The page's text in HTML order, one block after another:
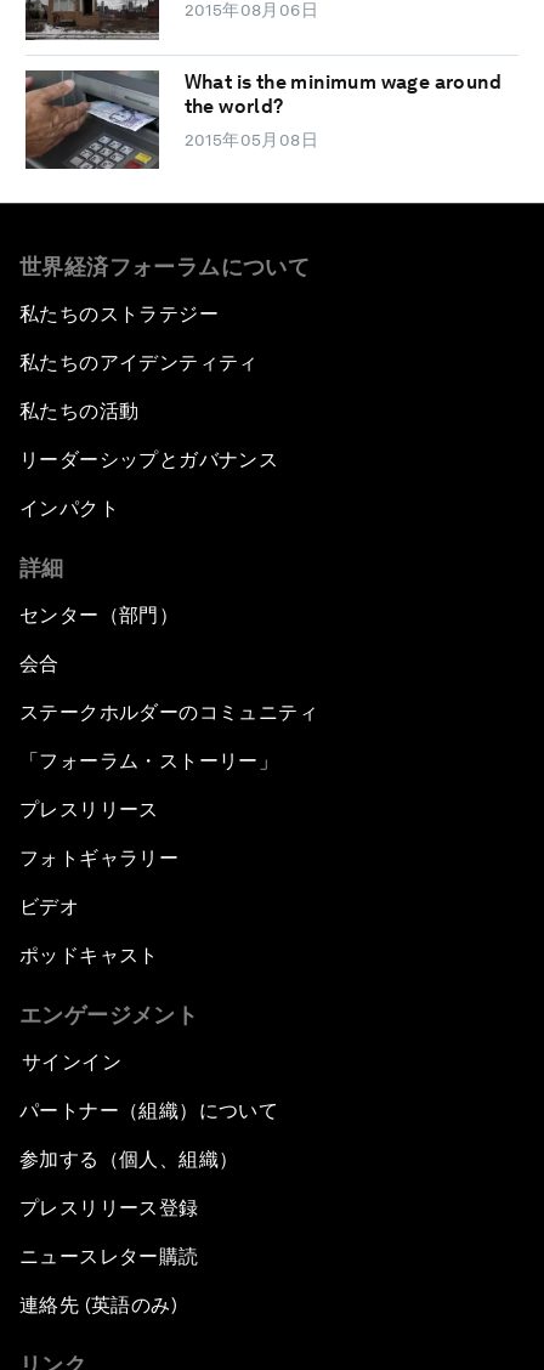
2015年08月06日
What is the minimum wage around
the world?
2015年05月08日
世界経済フォーラムについて
私たちのストラテジー
私たちのアイデンティティ
私たちの活動
リーダーシップとガバナンス
インパクト
詳細
センター（部門）
会合
ステークホルダーのコミュニティ
「フォーラム・ストーリー」
プレスリリース
フォトギャラリー
ビデオ
ポッドキャスト
エンゲージメント
サインイン
パートナー（組織）について
参加する（個人、組織）
プレスリリース登録
ニュースレター購読
連絡先 (英語のみ)
リンク